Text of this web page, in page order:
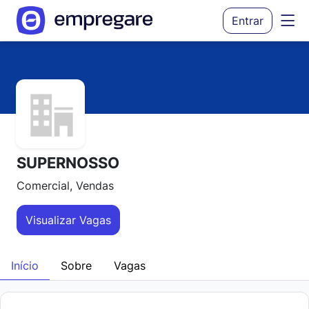
Entrar
SUPERNOSSO
Comercial, Vendas
Visualizar Vagas
Início Sobre Vagas